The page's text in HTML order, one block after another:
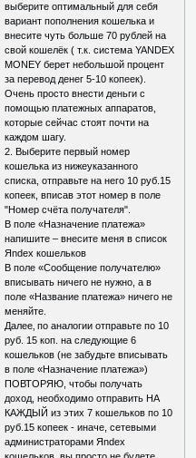
выберите оптимальный для себя
вариант пополнения кошелька и
внесите чуть больше 70 рублей на
свой кошелёк ( т.к. система YANDEX
MONEY берет небольшой процент
за перевод денег 5-10 копеек).
Очень просто внести деньги с
помощью платежных аппаратов‚
которые сейчас стоят почти на
каждом шагу.
2. Выберите первый номер
кошелька из нижеуказанного
списка, отправьте на него 10 руб.15
копеек, вписав этот номер в поле
"Номер счёта получателя".
В поле «Назначение платежа»
напишите – внесите меня в список
Яndex кошельков
В поле «Сообщение получателю»
вписывать ничего не нужно, а в
поле «Название платежа» ничего не
меняйте.
Далее‚ по аналогии отправьте по 10
руб. 15 коп. на следующие 6
кошельков (не забудьте вписывать
в поле «Назначение платежа»)
ПОВТОРЯЮ, чтобы получать
доход, необходимо отправить НА
КАЖДЫЙ из этих 7 кошельков по 10
руб.15 копеек - иначе, сетевыми
администраторами Яndex